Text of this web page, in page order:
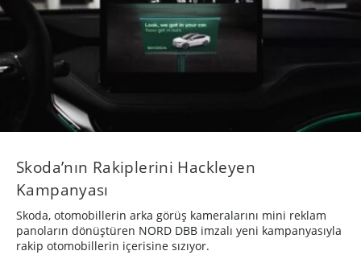
Skoda’nın Rakiplerini Hackleyen
Kampanyası
Skoda, otomobillerin arka görüş kameralarını mini reklam
panoların dönüştüren NORD DBB imzalı yeni kampanyasıyla
rakip otomobillerin içerisine sızıyor.